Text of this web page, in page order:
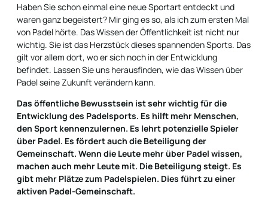
Haben Sie schon einmal eine neue Sportart entdeckt und
waren ganz begeistert? Mir ging es so, als ich zum ersten Mal
von Padel hörte. Das Wissen der Öffentlichkeit ist nicht nur
wichtig. Sie ist das Herzstück dieses spannenden Sports. Das
gilt vor allem dort, wo er sich noch in der Entwicklung
befindet. Lassen Sie uns herausfinden, wie das Wissen über
Padel seine Zukunft verändern kann.
Das öffentliche Bewusstsein ist sehr wichtig für die
Entwicklung des Padelsports. Es hilft mehr Menschen,
den Sport kennenzulernen. Es lehrt potenzielle Spieler
über Padel. Es fördert auch die Beteiligung der
Gemeinschaft. Wenn die Leute mehr über Padel wissen,
machen auch mehr Leute mit. Die Beteiligung steigt. Es
gibt mehr Plätze zum Padelspielen. Dies führt zu einer
aktiven Padel-Gemeinschaft.